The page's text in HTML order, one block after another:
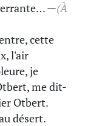
errante… —(À
cette
l'air
je
me dit-
Otbert.
désert.